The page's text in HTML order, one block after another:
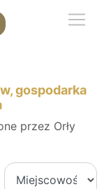
gospodarka
przez Orły